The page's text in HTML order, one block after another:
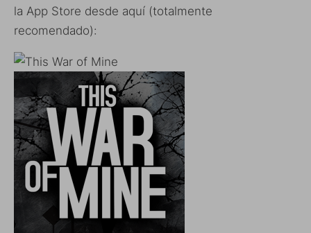
la App Store desde aquí (totalmente
recomendado):